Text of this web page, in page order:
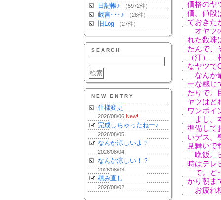
日記帳♪ （5972件）
戯言･･･♪ （28件）
旧Log （27件）
SEARCH
NEW ENTRY
仕様変更
2026/08/06 New!
完成しちゃったねー♪
2026/08/05
なんか涼しいよ？
2026/08/04
なんか涼しい！？
2026/08/03
積み直し
2026/08/02
価格のヤ
価。値段
ておきた
オヤツ
れた数珠
たんで、
（汗）
なヤツで
なんか
ーな感じ
たりで。
ヤツはど
ワンポイ
よし。
準備して
いデス。
見舞いで
晩飯。
時はテレ
で。ど
かり朝ま
お疲れ